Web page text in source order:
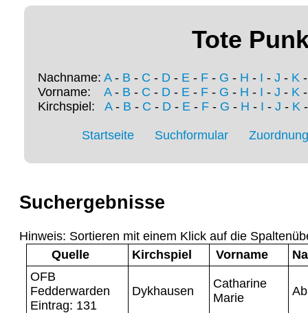
Tote
Nachname: A- B - C - D - E - F - G - H - I - J - K
Vorname: A- B - C - D - E - F - G - H - I - J - K
Kirchspiel: A- B - C - D- E- F- G - H - I - J - K
Startseite Suchformular
Suchergebnisse
Hinweis: Sortieren mit einem Klick auf die
Quelle
Kirchspiel Vorname
OFB
Fedderwarden
Eintrag: 131
Dykhausen
Catharine
Marie